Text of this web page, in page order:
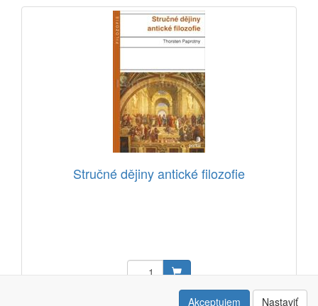
Stručné dějiny antické filozofie
12,91 EURAkceptujem Nastaviť